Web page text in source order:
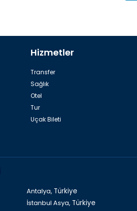
Hizmetler
Transfer
Sağlık
Otel
Tur
Uçak Bileti
Antalya, Türkiye
İstanbul Asya, Türkiye